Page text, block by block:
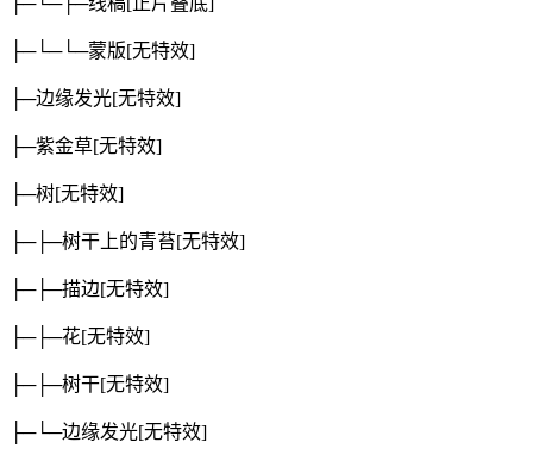
├─└─└─蒙版[无特效]
├─边缘发光[无特效]
├─紫金草[无特效]
├─树[无特效]
├─├─树干上的青苔[无特效]
├─├─描边[无特效]
├─├─花[无特效]
├─├─树干[无特效]
├─└─边缘发光[无特效]